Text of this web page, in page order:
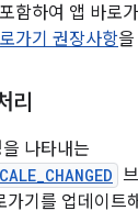
함하여 앱 바로
가기 권장사항
리
나타내는
가기를 업데이트